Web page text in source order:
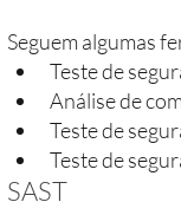
Seguem algumas
Teste de
Análise de
Teste de
Teste de
SAST